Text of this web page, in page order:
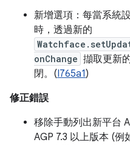
新增選項：每當系統
時，透過新的
onChange 擷取更新
閉。(I765a1)
修正錯誤
移除手動列出新平台
AGP 7.3 以上版本 (例